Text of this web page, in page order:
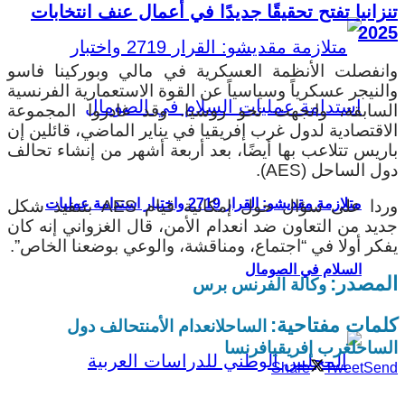
متلازمة مقديشو: القرار 2719 واختبار استدامة عمليات
السلام في الصومال
تنزانيا تفتح تحقيقًا جديدًا في أعمال عنف انتخابات
2025
وانفصلت الأنظمة العسكرية في مالي وبوركينا فاسو
والنيجر عسكرياً وسياسياً عن القوة الاستعمارية الفرنسية
السابقة، واتجهت نحو روسيا. وقد غادروا المجموعة
الاقتصادية لدول غرب إفريقيا في يناير الماضي، قائلين إن
باريس تتلاعب بها أيضًا، بعد أربعة أشهر من إنشاء تحالف
دول الساحل (AES).
وردا على سؤال حول إمكانية قيام AES بتنفيذ شكل
جديد من التعاون ضد انعدام الأمن، قال الغزواني إنه كان
يفكر أولا في “اجتماع، ومناقشة، والوعي بوضعنا الخاص”.
المصدر:وكالة الفرنس برس
كلمات مفتاحية: الساحلانعدام الأمنتحالف دول
الساحلغرب إفريقيافرنسا
Share TweetSend